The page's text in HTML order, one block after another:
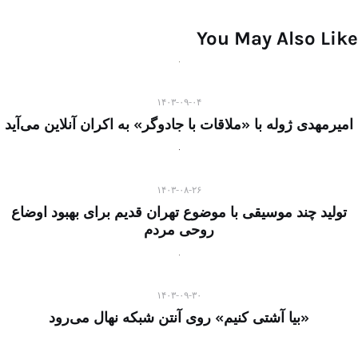
You May Also Like
۱۴۰۳-۰۹-۰۴
امیرمهدی ژوله با «ملاقات با جادوگر» به اکران آنلاین می‌آید
۱۴۰۳-۰۸-۲۶
تولید چند موسیقی با موضوع تهران قدیم برای بهبود اوضاع
روحی مردم
۱۴۰۳-۰۹-۳۰
«بیا آشتی کنیم» روی آنتن شبکه نهال می‌رود